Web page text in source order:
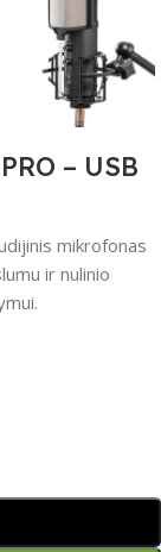
– USB
mikrofonas
ir nulinio